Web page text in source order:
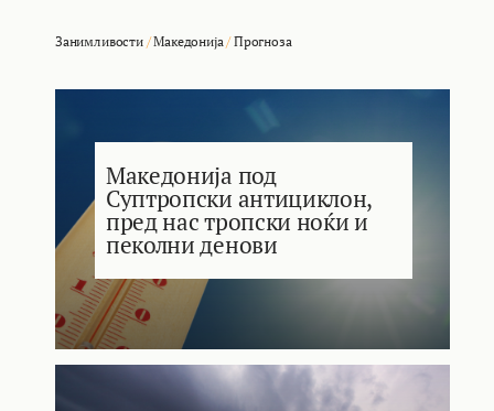
Занимливости/Македонија/Прогноза
Македонија под
Суптропски антициклон,
пред нас тропски ноќи и
пеколни денови